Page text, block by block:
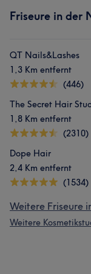
Friseure in der
QT Nails&Lashes
1,3 Km entfernt
(446)
The Secret Hair
1,8 Km entfernt
(2310)
Dope Hair
2,4 Km entfernt
(1534)
Weitere Friseure
Weitere